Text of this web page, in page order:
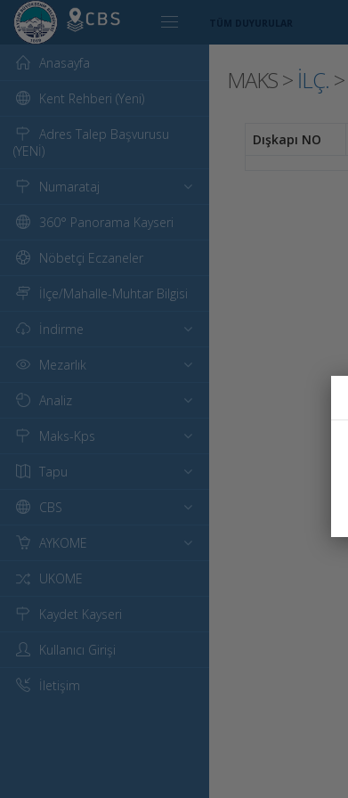
Anasayfa
Kent Rehberi (Yeni)
Adres Talep Başvurusu
(YENİ)
Numarataj
360° Panorama Kayseri
Nöbetçi Eczaneler
İlçe/Mahalle-Muhtar Bilgisi
İndirme
Mezarlık
Analiz
Maks-Kps
Tapu
CBS
AYKOME
UKOME
Kaydet Kayseri
Kullanıcı Girişi
İletişim
MAKS > İLÇ. >
Dışkapı NO